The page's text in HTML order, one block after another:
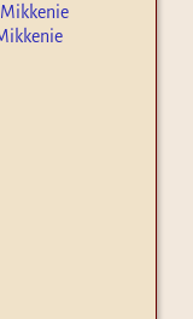
Mikkenie